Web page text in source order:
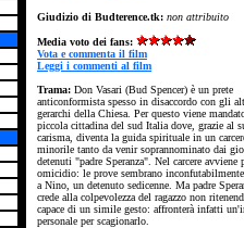
Giudizio di Budterence.tk: non attribuito
Media voto dei fans:
Vota e commenta il film
Leggi i commenti al film
Trama: Don Vasari (Bud Spencer) è un prete
anticonformista spesso in disaccordo con gli
gerarchi della Chiesa. Per questo viene
piccola cittadina del sud Italia dove, grazie al
carisma, diventa la guida spirituale in un
minorile tanto da venir soprannominato dai
detenuti "padre Speranza". Nel carcere avviene
omicidio: le prove sembrano
a Nino, un detenuto sedicenne. Ma padre
crede alla colpevolezza del ragazzo non
capace di un simile gesto: affronterà infatti
personale per scagionarlo.